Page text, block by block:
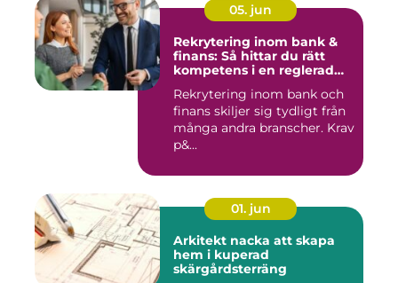
05. jun
Rekrytering inom bank &
finans: Så hittar du rätt
kompetens i en reglerad
Rekrytering inom bank och
finans skiljer sig tydligt från
många andra branscher. Krav
p&...
01. jun
Arkitekt nacka att skapa
hem i kuperad
skärgårdsterräng